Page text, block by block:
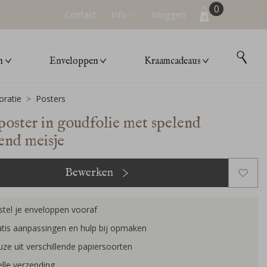
Contact Info Inloggen 0
Enveloppen Kraamcadeaus
Posters
in goudfolie met spelend
meisje
Bewerken
je enveloppen vooraf
aanpassingen en hulp bij opmaken
uit verschillende papiersoorten